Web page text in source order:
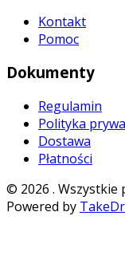
Kontakt
Pomoc
Dokumenty
Regulamin
Polityka
Dostawa
Płatności
© 2026 . Wszystkie
Powered by